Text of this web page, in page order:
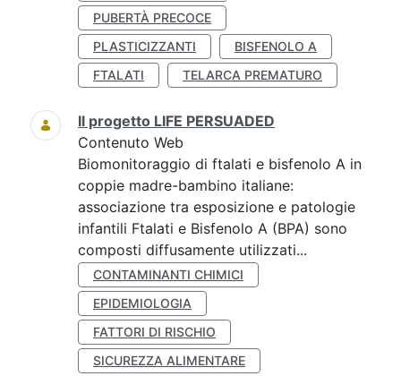
PUBERTÀ PRECOCE
PLASTICIZZANTI
BISFENOLO A
FTALATI
TELARCA PREMATURO
Il progetto LIFE PERSUADED
Contenuto Web
Biomonitoraggio di ftalati e bisfenolo A in
coppie madre-bambino italiane:
associazione tra esposizione e patologie
infantili Ftalati e Bisfenolo A (BPA) sono
composti diffusamente utilizzati...
CONTAMINANTI CHIMICI
EPIDEMIOLOGIA
FATTORI DI RISCHIO
SICUREZZA ALIMENTARE